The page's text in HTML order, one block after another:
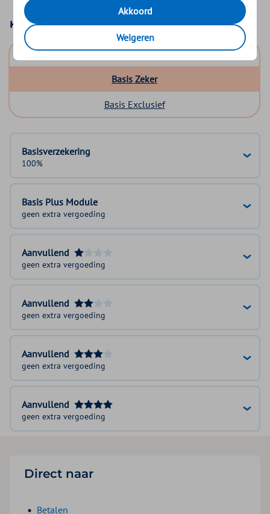
Kies uw basisverzekering
Basis Start
Basis Zeker
Basis Exclusief
Basisverzekering
100%
Basis Plus Module
geen extra vergoeding
Aanvullend
geen extra vergoeding
Aanvullend
geen extra vergoeding
Aanvullend
geen extra vergoeding
Aanvullend
geen extra vergoeding
Direct naar
Betalen
Akkoord
Weigeren